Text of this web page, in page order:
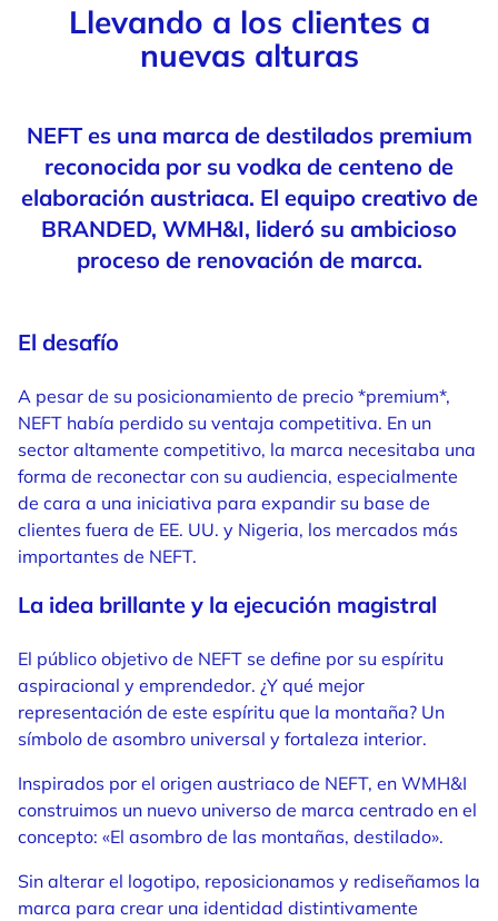
Llevando a los clientes a
nuevas alturas
NEFT es una marca de destilados premium
reconocida por su vodka de centeno de
elaboración austriaca. El equipo creativo de
BRANDED, WMH&I, lideró su ambicioso
proceso de renovación de marca.
El desafío
A pesar de su posicionamiento de precio *premium*,
NEFT había perdido su ventaja competitiva. En un
sector altamente competitivo, la marca necesitaba una
forma de reconectar con su audiencia, especialmente
de cara a una iniciativa para expandir su base de
clientes fuera de EE. UU. y Nigeria, los mercados más
importantes de NEFT.
La idea brillante y la ejecución magistral
El público objetivo de NEFT se define por su espíritu
aspiracional y emprendedor. ¿Y qué mejor
representación de este espíritu que la montaña? Un
símbolo de asombro universal y fortaleza interior.
Inspirados por el origen austriaco de NEFT, en WMH&I
construimos un nuevo universo de marca centrado en el
concepto: «El asombro de las montañas, destilado».
Sin alterar el logotipo, reposicionamos y rediseñamos la
marca para crear una identidad distintivamente